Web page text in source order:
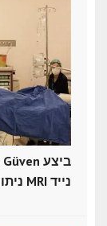
ניתוח באמצעות מכשיר MRI נייד